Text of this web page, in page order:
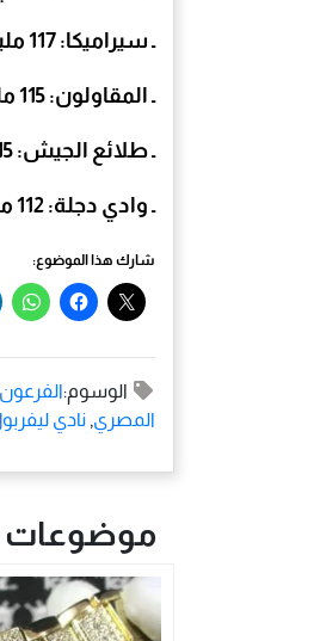
ـ سيراميكا: 117 مليون و500 ألف جنيه
ـ المقاولون: 115 مليون و700 ألف جنية
ـ طلائع الجيش: 115 مليون و700 ألف جنية
ـ وادي دجلة: 112 مليون و400 ألف جنيه
شارك هذا الموضوع:
الوسوم:
المصري, نادي
موضوعات